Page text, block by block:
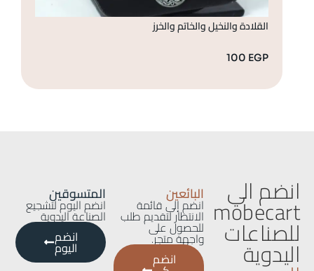
القلادة والنخيل والخاتم والخرز
100 EGP
انضم الي
mobecart
للصناعات
اليدوية
البائعين
انضم إلى قائمة
الانتظار لتقديم طلب
للحصول على
واجهة متجر.
انضم
المتسوقين
انضم اليوم لتشجيع
الصناعة اليدوية
انضم
اليوم